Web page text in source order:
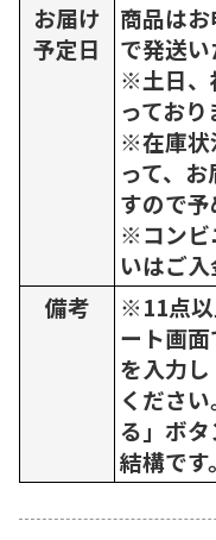
お届け
予定日
商品は
で発送い
※土日、
っており
※在庫状
って、
すので予
※コンビ
いはご入
備考
※11点以
ート画
を入力
くださ
る」ボ
結構です。